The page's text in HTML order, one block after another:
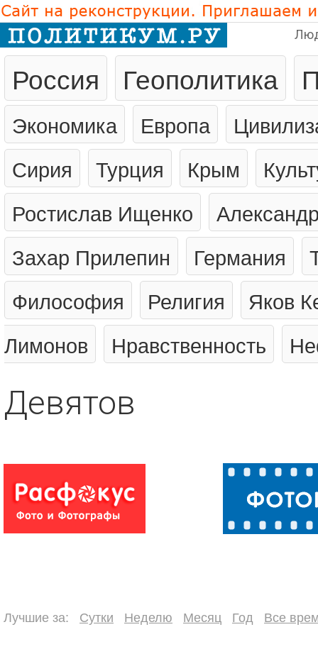
Россия Геополитика
Экономика Европа
Сирия
Турция Крым
Ростислав Ищенко
Захар Прилепин
Германия
Философия
Религия
Яков
Лимонов
Нравственность
Девятов
Лучшие за: Сутки Неделю Месяц Год Все